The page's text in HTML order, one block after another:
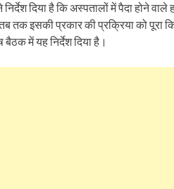
निर्देश दिया है कि अस्पतालों में पैदा होने
तक इसकी प्रकार की प्रक्रिया को
बैठक में यह निर्देश दिया है।